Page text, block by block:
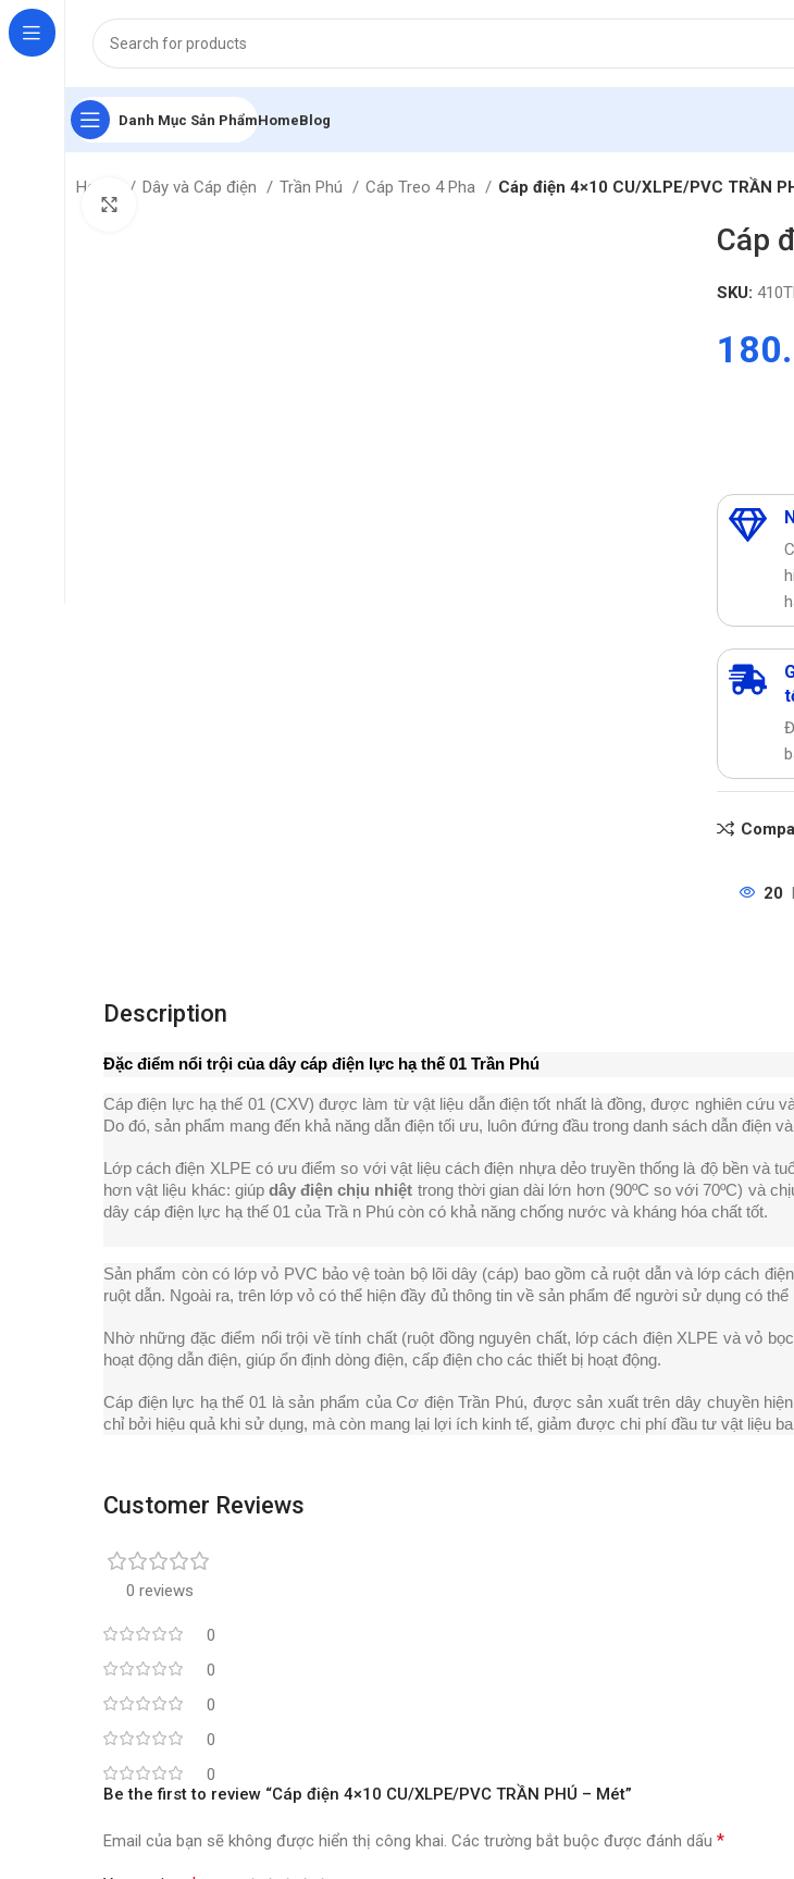
Danh Mục Sản PhẩmHomeBlog
Home Dây và Cáp điện Trần Phú Cáp Treo 4 Pha Cáp điện 4×10 CU/XLPE/PVC TRẦN
Cáp
SKU:
20
Description
Đặc điểm nổi trội của dây cáp điện lực hạ thế 01 Trần Phú
Cáp điện lực hạ thế 01 (CXV) được làm từ vật liệu dẫn điện tốt nhất là đồng, được nghiên cứu
Do đó, sản phẩm mang đến khả năng dẫn điện tối ưu, luôn đứng đầu trong danh sách dẫn điện
Lớp cách điện XLPE có ưu điểm so với vật liệu cách điện nhựa dẻo truyền thống là độ bền và
hơn vật liệu khác: giúp dây điện chịu nhiệt trong thời gian dài lớn hơn (90ºC so với 70ºC) và
dây cáp điện lực hạ thế 01 của Trầ n Phú còn có khả năng chống nước và kháng hóa chất tốt.
Sản phẩm còn có lớp vỏ PVC bảo vệ toàn bộ lõi dây (cáp) bao gồm cả ruột dẫn và lớp cách
ruột dẫn. Ngoài ra, trên lớp vỏ có thể hiện đầy đủ thông tin về sản phẩm để người sử dụng có
Nhờ những đặc điểm nổi trội về tính chất (ruột đồng nguyên chất, lớp cách điện XLPE và vỏ
hoạt động dẫn điện, giúp ổn định dòng điện, cấp điện cho các thiết bị hoạt động.
Cáp điện lực hạ thế 01 là sản phẩm của Cơ điện Trần Phú, được sản xuất trên dây chuyền
chỉ bởi hiệu quả khi sử dụng, mà còn mang lại lợi ích kinh tế, giảm được chi phí đầu tư vật liệu
Customer Reviews
0 reviews
0
0
0
0
0
Be the first to review “Cáp điện 4×10 CU/XLPE/PVC TRẦN PHÚ – Mét”
Email của bạn sẽ không được hiển thị công khai. Các trường bắt buộc được đánh dấu *